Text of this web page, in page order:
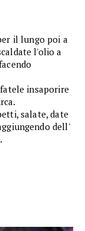
il lungo poi a
l'olio a
insaporire
salate, date
dell'